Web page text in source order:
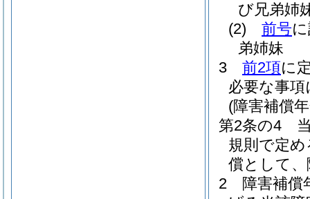
び兄弟姉
(2)
前号
弟姉妹
3
前2項に
必要な事
(障害補償
第2条の4
規則で定
償として
2
障害補償